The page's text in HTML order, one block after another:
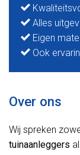
Alles
Eigen
Ook
Over ons
Wij spreken
tuinaanleggers